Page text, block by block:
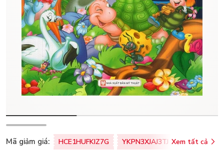
Mã giảm giá: HCE1HUFKIZ7G YKPN3XJAJ3TJ Xem tất cả